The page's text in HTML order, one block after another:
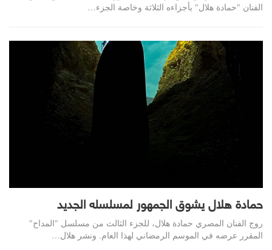
الفنان "حمادة هلال" بأجزاءه الثلاثة وخاصة الجزء…
حمادة هلال يشوق الجمهور لمسلسله الجديد
روج الفنان المصري حمادة هلال، للجزء الثالث من مسلسل "المداح"
المقرر عرضه في الموسم الرمضاني لهذا العام. ونشر هلال…